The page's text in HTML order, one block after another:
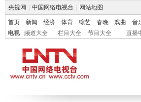
央视网 中国网络电视台 网站地图
首页 新闻 经济 体育 综艺 春晚 戏曲 音
电视
频道大全 栏目大全 节目大全 直播